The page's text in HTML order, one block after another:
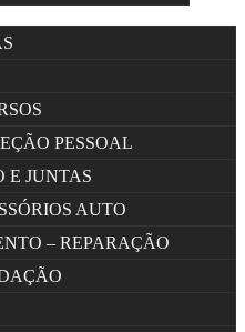
PESSOAL
E JUNTAS
AUTO
– REPARAÇÃO